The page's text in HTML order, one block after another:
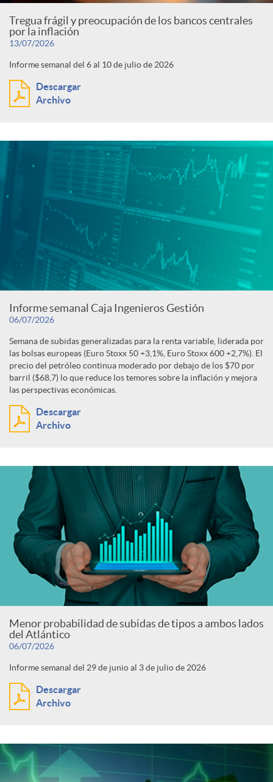
Tregua frágil y preocupación de los bancos centrales
por la inflación
13/07/2026
Informe semanal del 6 al 10 de julio de 2026
Descargar
Archivo
Informe semanal Caja Ingenieros Gestión
06/07/2026
Semana de subidas generalizadas para la renta variable, liderada por
las bolsas europeas (Euro Stoxx 50 +3,1%, Euro Stoxx 600 +2,7%). El
precio del petróleo continua moderado por debajo de los $70 por
barril ($68,7) lo que reduce los temores sobre la inflación y mejora
las perspectivas económicas.
Descargar
Archivo
Menor probabilidad de subidas de tipos a ambos lados
del Atlántico
06/07/2026
Informe semanal del 29 de junio al 3 de julio de 2026
Descargar
Archivo